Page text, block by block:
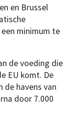
en Brussel
minimum te
de voeding die
EU komt. De
de havens van
door 7.000